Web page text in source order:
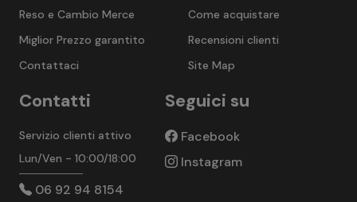
Come acquistare
Recensioni clienti
Site Map
Reso e Cambio Merce
Miglior Prezzo garantito
Contattaci
Contatti
Servizio clienti attivo
Lun/Ven - 10:00/18:00
06 92 94 8154
Seguici su
Facebook
Instagram